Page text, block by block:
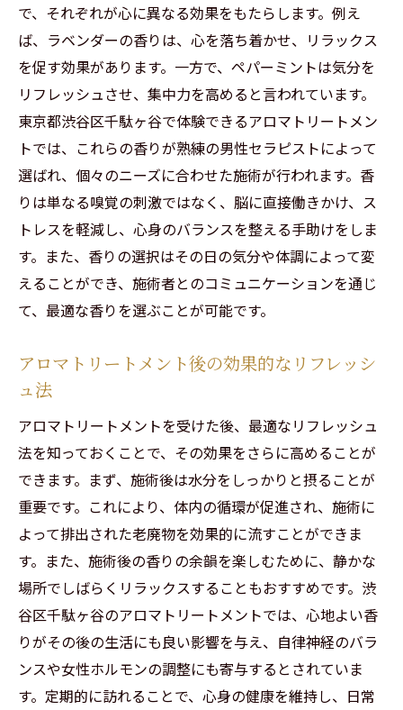
で、それぞれが心に異なる効果をもたらします。例え
ば、ラベンダーの香りは、心を落ち着かせ、リラックス
を促す効果があります。一方で、ペパーミントは気分を
リフレッシュさせ、集中力を高めると言われています。
東京都渋谷区千駄ヶ谷で体験できるアロマトリートメン
トでは、これらの香りが熟練の男性セラピストによって
選ばれ、個々のニーズに合わせた施術が行われます。香
りは単なる嗅覚の刺激ではなく、脳に直接働きかけ、ス
トレスを軽減し、心身のバランスを整える手助けをしま
す。また、香りの選択はその日の気分や体調によって変
えることができ、施術者とのコミュニケーションを通じ
て、最適な香りを選ぶことが可能です。
アロマトリートメント後の効果的なリフレッシ
ュ法
アロマトリートメントを受けた後、最適なリフレッシュ
法を知っておくことで、その効果をさらに高めることが
できます。まず、施術後は水分をしっかりと摂ることが
重要です。これにより、体内の循環が促進され、施術に
よって排出された老廃物を効果的に流すことができま
す。また、施術後の香りの余韻を楽しむために、静かな
場所でしばらくリラックスすることもおすすめです。渋
谷区千駄ヶ谷のアロマトリートメントでは、心地よい香
りがその後の生活にも良い影響を与え、自律神経のバラ
ンスや女性ホルモンの調整にも寄与するとされていま
す。定期的に訪れることで、心身の健康を維持し、日常